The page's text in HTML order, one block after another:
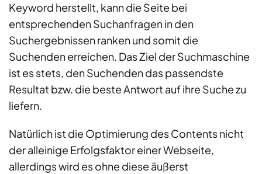
Keyword herstellt, kann die Seite bei
entsprechenden Suchanfragen in den
Suchergebnissen ranken und somit die
Suchenden erreichen. Das Ziel der Suchmaschine
ist es stets, den Suchenden das passendste
Resultat bzw. die beste Antwort auf ihre Suche zu
liefern.
Natürlich ist die Optimierung des Contents nicht
der alleinige Erfolgsfaktor einer Webseite,
allerdings wird es ohne diese äußerst